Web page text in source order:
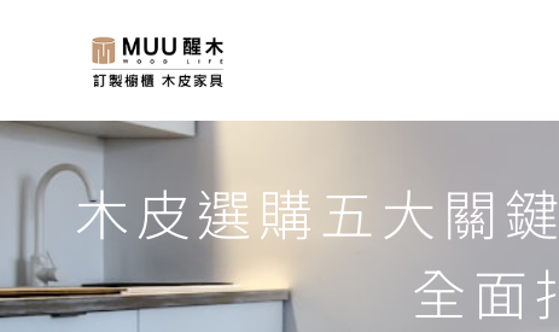
木皮選購五大關
全面